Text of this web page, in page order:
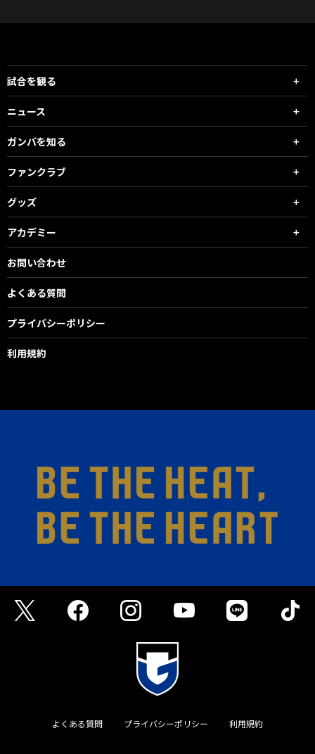
試合を観る
ニュース
ガンバを知る
ファンクラブ
グッズ
アカデミー
お問い合わせ
よくある質問
プライバシーポリシー
利用規約
よくある質問 プライバシーポリシー 利用規約